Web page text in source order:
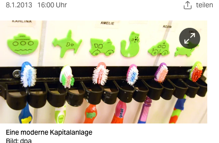
sport
berlin
nord
wahrheit
verlag
verlag
veranstaltungen
8.1.2013 16:00 Uhr teilen
Eine moderne Kapitalanlage
Bild: dpa